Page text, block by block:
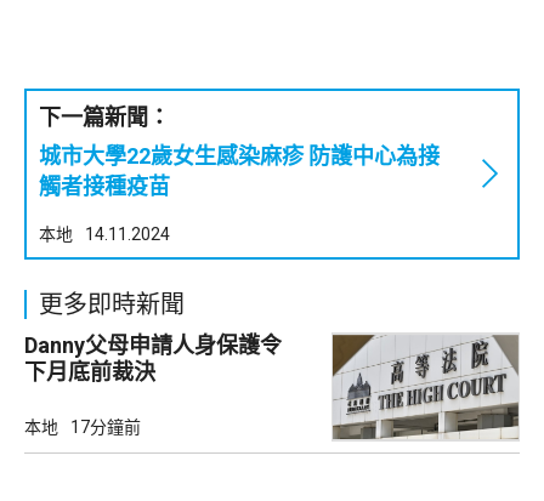
下一篇新聞：
城市大學22歲女生感染麻疹 防護中心為接
觸者接種疫苗
本地 14.11.2024
更多即時新聞
Danny父母申請人身保護令
下月底前裁決
本地 17分鐘前